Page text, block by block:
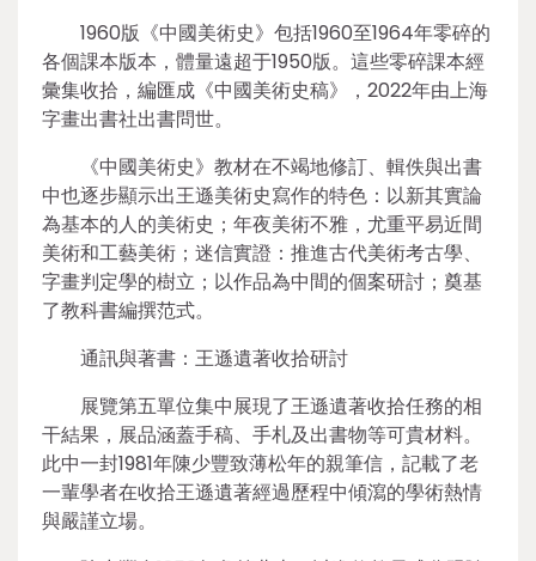
1960版《中國美術史》包括1960至1964年零碎的
各個課本版本，體量遠超于1950版。這些零碎課本經
彙集收拾，編匯成《中國美術史稿》，2022年由上海
字畫出書社出書問世。
《中國美術史》教材在不竭地修訂、輯佚與出書
中也逐步顯示出王遜美術史寫作的特色：以新其實論
為基本的人的美術史；年夜美術不雅，尤重平易近間
美術和工藝美術；迷信實證：推進古代美術考古學、
字畫判定學的樹立；以作品為中間的個案研討；奠基
了教科書編撰范式。
通訊與著書：王遜遺著收拾研討
展覽第五單位集中展現了王遜遺著收拾任務的相
干結果，展品涵蓋手稿、手札及出書物等可貴材料。
此中一封1981年陳少豐致薄松年的親筆信，記載了老
一輩學者在收拾王遜遺著經過歷程中傾瀉的學術熱情
與嚴謹立場。